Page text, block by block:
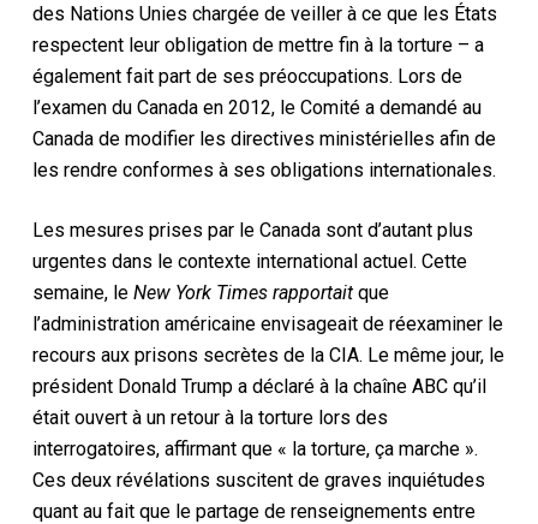
des Nations Unies chargée de veiller à ce que les États
respectent leur obligation de mettre fin à la torture – a
également fait part de ses préoccupations. Lors de
l’examen du Canada en 2012, le Comité a demandé au
Canada de modifier les directives ministérielles afin de
les rendre conformes à ses obligations internationales.
Les mesures prises par le Canada sont d’autant plus
urgentes dans le contexte international actuel. Cette
semaine, le New York Times rapportait que
l’administration américaine envisageait de réexaminer le
recours aux prisons secrètes de la CIA. Le même jour, le
président Donald Trump a déclaré à la chaîne ABC qu’il
était ouvert à un retour à la torture lors des
interrogatoires, affirmant que « la torture, ça marche ».
Ces deux révélations suscitent de graves inquiétudes
quant au fait que le partage de renseignements entre